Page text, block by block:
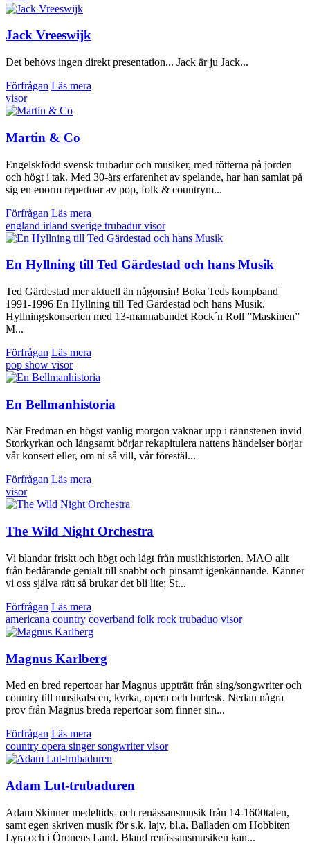
Jack Vreeswijk
Det behövs ingen direkt presentation... Jack är ju Jack...
Förfrågan Läs mera
visor
Martin & Co
Engelskfödd svensk trubadur och musiker, med fötterna på jorden
och högt i tak. Med 30-års erfarenhet av spelande, har han samlat på
sig en enorm repertoar av pop, folk & countrym...
Förfrågan Läs mera
england irland sverige trubadurvisor
En Hyllning till Ted Gärdestad och hans Musik
Ted Gärdestad mer aktuell än någonsin! Boka Teds kompband
1991-1996 En Hyllning till Ted Gärdestad och hans Musik.
Hyllningskonserten med 13-mannabandet Rock´n Roll ”Maskinen”
M...
Förfrågan Läs mera
pop show visor
En Bellmanhistoria
När Fredman en högst vanlig morgon vaknar upp i rännstenen invid
Storkyrkan och långsamt börjar rekapitulera nattens händelser börjar
vår konsert eller, om ni så vill, vår förestäl...
Förfrågan Läs mera
visor
The Wild Night Orchestra
Vi blandar friskt och högt och lågt från musikhistorien. MAO allt
från bedårande genialt till snabbt och pinsamt igenkännande. Känner
vi oss själva rätt så brukar det bli lite; St...
Förfrågan Läs mera
americana country coverband folk rock trubaduo visor
Magnus Karlberg
Med en bred repertoar har Magnus uppträtt från sing/songwriter och
country till musikalscen, kyrka, opera och burlesk. Nedan några
prov från Magnus breda repertoar som finner sin...
Förfrågan Läs mera
country opera singer songwritervisor
Adam Lut-trubaduren
Adam Skinner medeltids- och renässansmusik från 14-1600talen,
samt egen skriven musik för s.k. lajv, bl.a. Balladen om Hobbiten
Lyra och i Öronens Land. Bland renässansmusiken kan...